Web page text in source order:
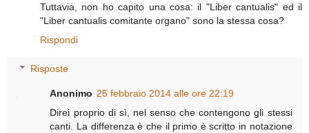
Tuttavia, non ho capito una cosa: il "Liber cantualis" ed il
"Liber cantualis comitante organo" sono la stessa cosa?
Rispondi
Risposte
Anonimo 25 febbraio 2014 alle ore 22:19
Direi proprio di sì, nel senso che contengono gli stessi
canti. La differenza è che il primo è scritto in notazione